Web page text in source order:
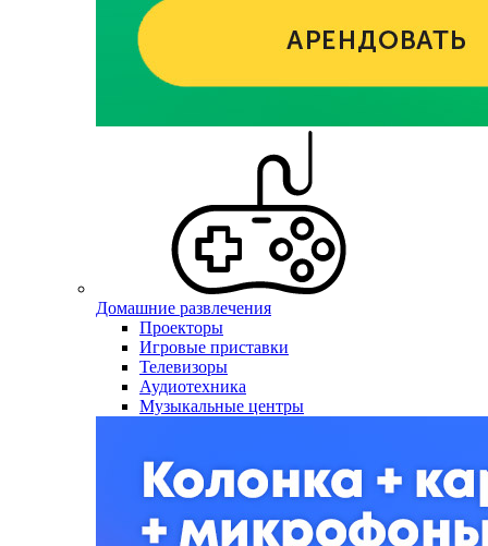
Домашние развлечения
Проекторы
Игровые приставки
Телевизоры
Аудиотехника
Музыкальные центры